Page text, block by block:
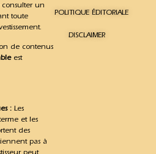
un
toute
de contenus
est
: Les
et les
des
pas à
POLITIQUE ÉDITORIALE
DISCLAIMER